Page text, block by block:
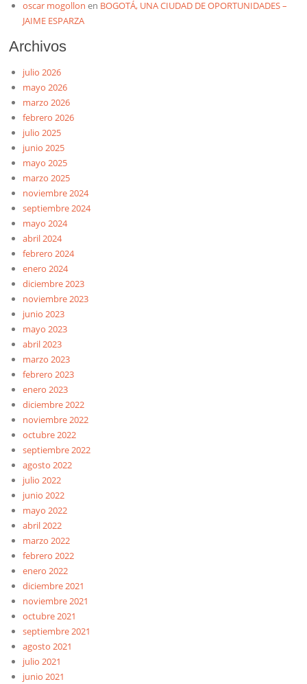
oscar mogollon en BOGOTÁ, UNA CIUDAD DE OPORTUNIDADES –
JAIME ESPARZA
Archivos
julio 2026
mayo 2026
marzo 2026
febrero 2026
julio 2025
junio 2025
mayo 2025
marzo 2025
noviembre 2024
septiembre 2024
mayo 2024
abril 2024
febrero 2024
enero 2024
diciembre 2023
noviembre 2023
junio 2023
mayo 2023
abril 2023
marzo 2023
febrero 2023
enero 2023
diciembre 2022
noviembre 2022
octubre 2022
septiembre 2022
agosto 2022
julio 2022
junio 2022
mayo 2022
abril 2022
marzo 2022
febrero 2022
enero 2022
diciembre 2021
noviembre 2021
octubre 2021
septiembre 2021
agosto 2021
julio 2021
junio 2021